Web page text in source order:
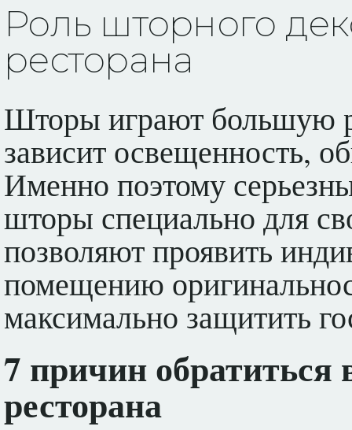
Роль шторного
ресторана
Шторы играют большую
зависит освещенность,
Именно поэтому
шторы специально для
позволяют проявить
помещению
максимально защитить
7 причин
ресторана